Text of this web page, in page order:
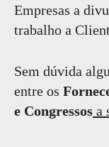
Empresas a
trabalho a
Sem dúvida
entre os
e Congressos a